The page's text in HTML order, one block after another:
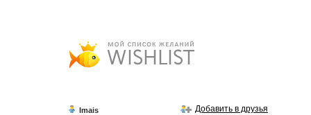
Imais
Добавить в друзья